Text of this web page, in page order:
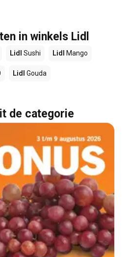
in winkels Lidl
Lidl Sushi Lidl Mango
Lidl Gouda
de categorie